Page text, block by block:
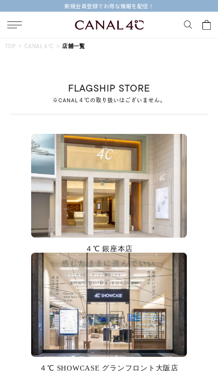
新規会員登録でお得な情報を配信！
#ハーフエタニティリング #エタニティ
#ダイヤモンド ネックレス #eギフト
すべてのジュエリー
ファッションテイスト
着用シーン
TOP CANAL４℃ 店舗一覧
FLAGSHIP STORE
※CANAL４℃の取り扱いはございません。
４℃ 銀座本店
４℃ SHOWCASE グランフロント大阪店